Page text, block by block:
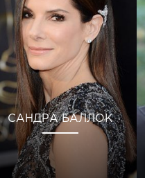
САНДРА БАЛЛОК